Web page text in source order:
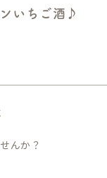
いちご酒♪
んか？